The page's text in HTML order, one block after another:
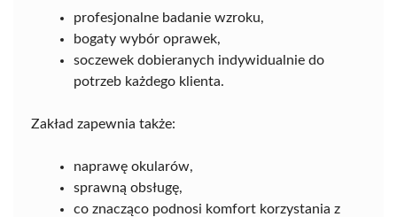
profesjonalne badanie wzroku,
bogaty wybór oprawek,
soczewek dobieranych indywidualnie do
potrzeb każdego klienta.
Zakład zapewnia także:
naprawę okularów,
sprawną obsługę,
co znacząco podnosi komfort korzystania z